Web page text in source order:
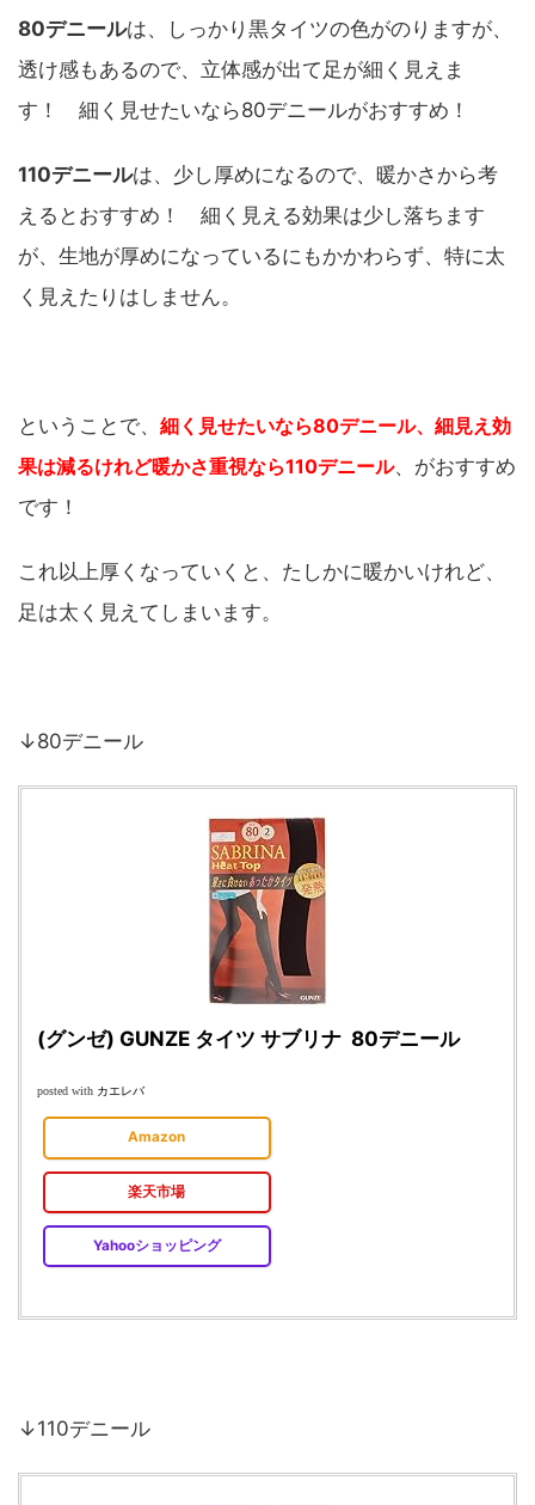
80デニールは、しっかり黒タイツの色がのりますが、
透け感もあるので、立体感が出て足が細く見えま
す！ 細く見せたいなら80デニールがおすすめ！
110デニールは、少し厚めになるので、暖かさから考
えるとおすすめ！ 細く見える効果は少し落ちます
が、生地が厚めになっているにもかかわらず、特に太
く見えたりはしません。
ということで、 細く見せたいなら80デニール、細見え効
果は減るけれど暖かさ重視なら110デニール、がおすすめ
です！
これ以上厚くなっていくと、たしかに暖かいけれど、
足は太く見えてしまいます。
↓80デニール
(グンゼ) GUNZE タイツ サブリナ 80デニール
posted with カエレバ
Amazon
楽天市場
Yahooショッピング
↓110デニール